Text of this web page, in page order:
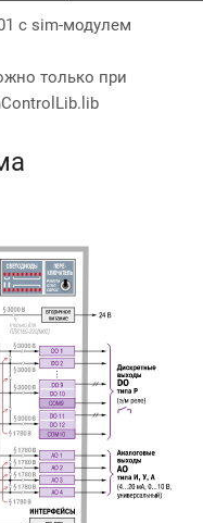
с sim-модулем
только при